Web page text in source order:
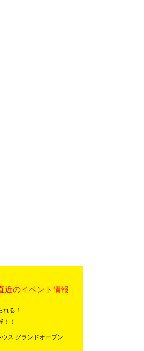
近のイベント情報
る！
！
ス グランドオープン